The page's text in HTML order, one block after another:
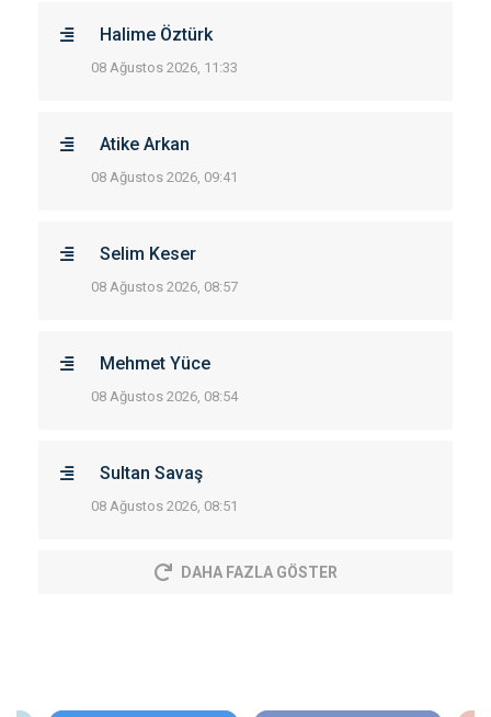
Halime Öztürk
08 Ağustos 2026, 11:33
Atike Arkan
08 Ağustos 2026, 09:41
Selim Keser
08 Ağustos 2026, 08:57
Mehmet Yüce
08 Ağustos 2026, 08:54
Sultan Savaş
08 Ağustos 2026, 08:51
DAHA FAZLA GÖSTER